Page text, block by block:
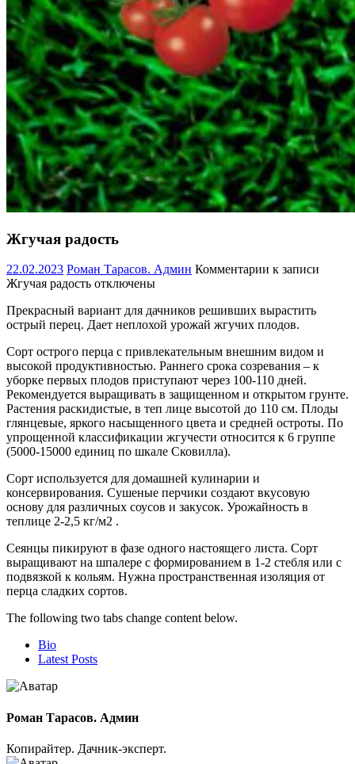
Жгучая радость
22.02.2023 Роман Тарасов. Админ Комментарии к записи
Жгучая радость отключены
Прекрасный вариант для дачников решивших вырастить
острый перец. Дает неплохой урожай жгучих плодов.
Сорт острого перца с привлекательным внешним видом и
высокой продуктивностью. Раннего срока созревания – к
уборке первых плодов приступают через 100-110 дней.
Рекомендуется выращивать в защищенном и открытом грунте.
Растения раскидистые, в теп лице высотой до 110 см. Плоды
глянцевые, яркого насыщенного цвета и средней остроты. По
упрощенной классификации жгучести относится к 6 группе
(5000-15000 единиц по шкале Сковилла).
Сорт используется для домашней кулинарии и
консервирования. Сушеные перчики создают вкусовую
основу для различных соусов и закусок. Урожайность в
теплице 2-2,5 кг/м2 .
Сеянцы пикируют в фазе одного настоящего листа. Сорт
выращивают на шпалере с формированием в 1-2 стебля или с
подвязкой к кольям. Нужна пространственная изоляция от
перца сладких сортов.
The following two tabs change content below.
Bio
Latest Posts
Роман Тарасов. Админ
Копирайтер. Дачник-эксперт.